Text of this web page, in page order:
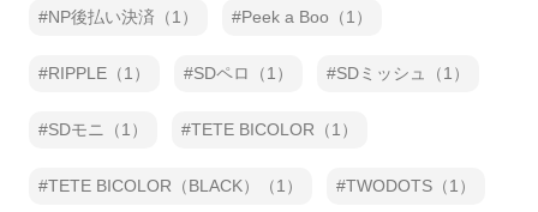
NP後払い決済（1） Peek a Boo（1）
RIPPLE（1） SDペロ（1） SDミッシュ（1）
SDモニ（1） TETE BICOLOR（1）
TETE BICOLOR（BLACK）（1） TWODOTS（1）